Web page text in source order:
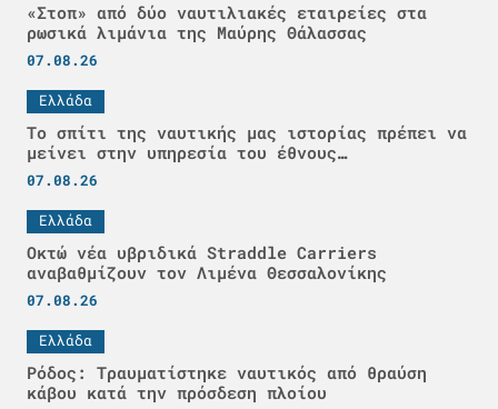
«Στοπ» από δύο ναυτιλιακές εταιρείες στα
ρωσικά λιμάνια της Μαύρης Θάλασσας
07.08.26
Ελλάδα
Το σπίτι της ναυτικής μας ιστορίας πρέπει να
μείνει στην υπηρεσία του έθνους…
07.08.26
Ελλάδα
Οκτώ νέα υβριδικά Straddle Carriers
αναβαθμίζουν τον Λιμένα Θεσσαλονίκης
07.08.26
Ελλάδα
Ρόδος: Τραυματίστηκε ναυτικός από θραύση
κάβου κατά την πρόσδεση πλοίου